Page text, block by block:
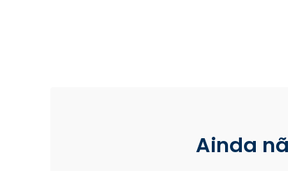
Ainda